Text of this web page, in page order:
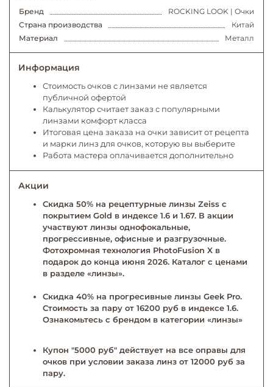
Бренд
ROCKING LOOK | Очки
Страна производства
Китай
Материал
Металл
Информация
Стоимость очков с линзами не является
публичной офертой
Калькулятор считает заказ с популярными
линзами комфорт класса
Итоговая цена заказа на очки зависит от рецепта
и марки линз для очков, которую вы выберите
Работа мастера оплачивается дополнительно
Акции
Скидка 50% на рецептурные линзы Zeiss с
покрытием Gold в индексе 1.6 и 1.67. В акции
участвуют линзы однофокальные,
прогрессивные, офисные и разгрузочные.
Фотохромная технология PhotoFusion X в
подарок до конца июня 2026. Каталог с ценами
в разделе «линзы».
Скидка 40% на прогресивные линзы Geek Pro.
Стоимость за пару от 16200 руб в индексе 1.6.
Ознакомьтесь с брендом в категории «линзы»
Купон "5000 руб" действует на все оправы для
очков при условии заказа линз от 12000 руб за
пару.